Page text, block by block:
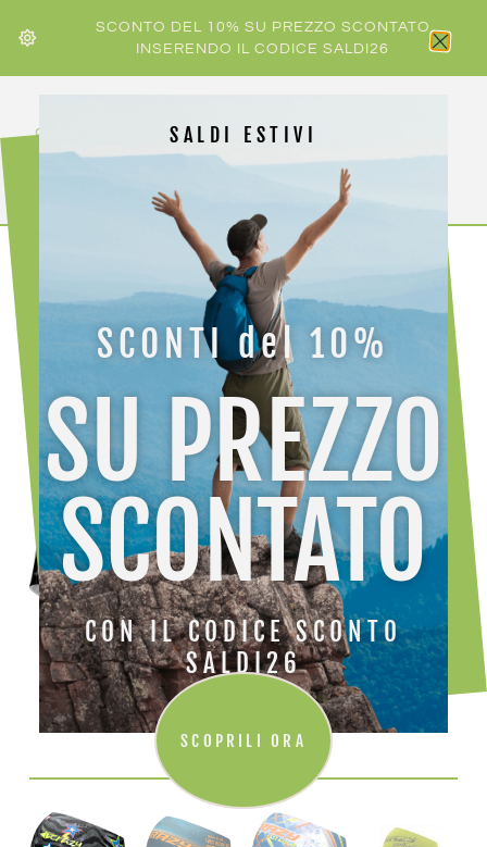
SCONTO DEL 10% SU PREZZO SCONTATO
INSERENDO IL CODICE SALDI26
HOME /ACCESSORI ABBIGLIAMENTO/CAPPELLI E
/ CRAZY BAND SHARP CUT
SALDI ESTIVI
SCONTI del 10%
SU PREZZO
SCONTATO
CON IL CODICE SCONTO
SALDI26
SCOPRILI ORA